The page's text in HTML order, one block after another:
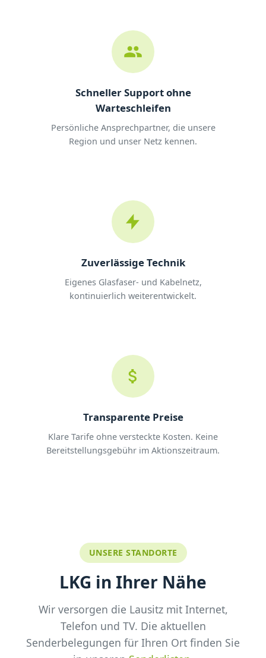
Schneller Support ohne
Warteschleifen
Persönliche Ansprechpartner, die unsere
Region und unser Netz kennen.
Zuverlässige Technik
Eigenes Glasfaser- und Kabelnetz,
kontinuierlich weiterentwickelt.
Transparente Preise
Klare Tarife ohne versteckte Kosten. Keine
Bereitstellungsgebühr im Aktionszeitraum.
UNSERE STANDORTE
LKG in Ihrer Nähe
Wir versorgen die Lausitz mit Internet,
Telefon und TV. Die aktuellen
Senderbelegungen für Ihren Ort finden Sie